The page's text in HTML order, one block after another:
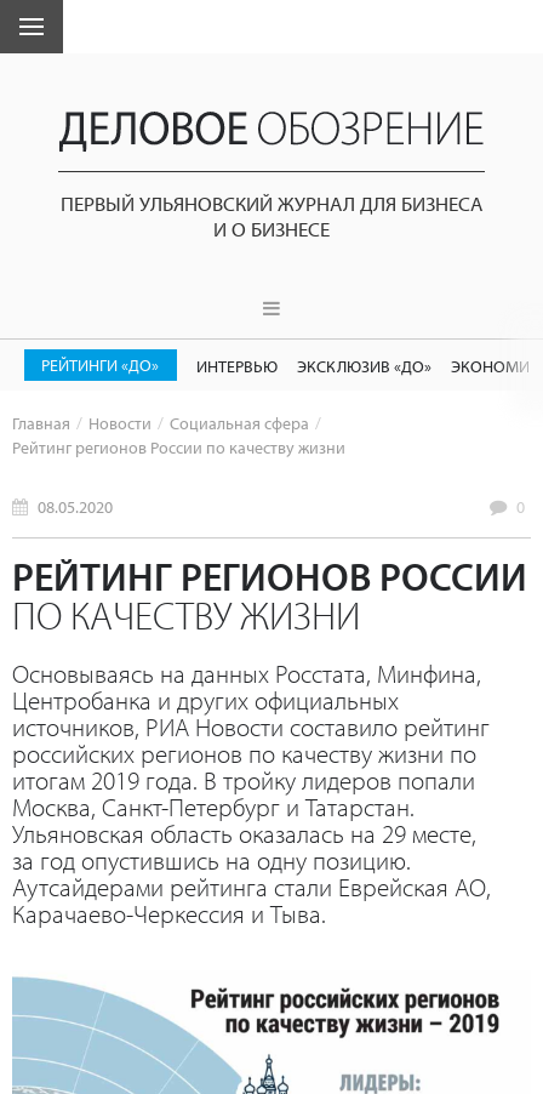
ПЕРВЫЙ УЛЬЯНОВСКИЙ ЖУРНАЛ ДЛЯ БИЗНЕСА
И О БИЗНЕСЕ
РЕЙТИНГИ «ДО» ИНТЕРВЬЮ ЭКСКЛЮЗИВ «ДО»
Главная Новости
Социальная сфера
Рейтинг регионов России по качеству жизни
08.05.2020 0
РЕЙТИНГ РЕГИОНОВ РОССИИ
ПО КАЧЕСТВУ ЖИЗНИ
Основываясь на данных Росстата, Минфина,
Центробанка и других официальных
источников, РИА Новости составило рейтинг
российских регионов по качеству жизни по
итогам 2019 года. В тройку лидеров попали
Москва, Санкт-Петербург и Татарстан.
Ульяновская область оказалась на 29 месте,
за год опустившись на одну позицию.
Аутсайдерами рейтинга стали Еврейская АО,
Карачаево-Черкессия и Тыва.